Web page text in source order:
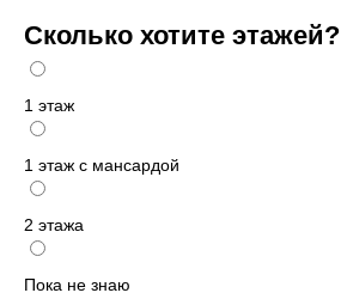
Сколько хотите этажей?
1 этаж
1 этаж с мансардой
2 этажа
Пока не знаю